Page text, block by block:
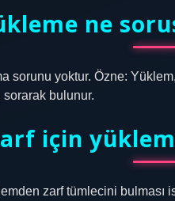
ne
sorunu yoktur. Özne:
sorarak bulunur.
için
zarf tümlecini bulması